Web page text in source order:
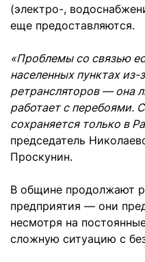
(электро-,
еще предоставляются.
«Проблемы со связью
населенных пунктах
ретрансляторов — она
работает с перебоями.
сохраняется только в
председатель
Проскунин.
В общине продолжают
предприятия — они
несмотря на
сложную ситуацию с